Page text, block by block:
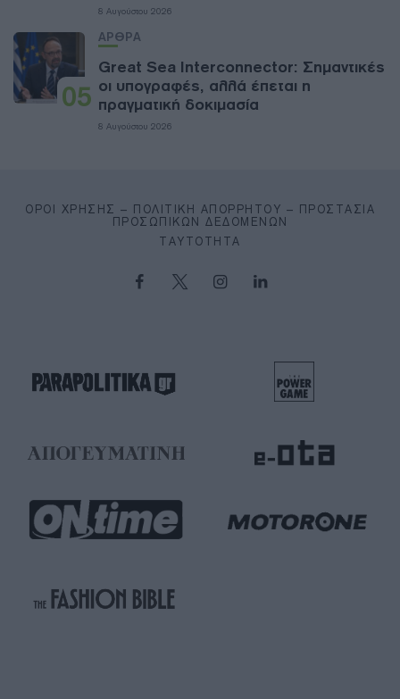
8 Αυγούστου 2026
05
ΑΡΘΡΑ
Great Sea Interconnector: Σημαντικές
οι υπογραφές, αλλά έπεται η
πραγματική δοκιμασία
8 Αυγούστου 2026
ΌΡΟΙ ΧΡΉΣΗΣ – ΠΟΛΙΤΙΚΉ ΑΠΟΡΡΉΤΟΥ – ΠΡΟΣΤΑΣΊΑ
ΠΡΟΣΩΠΙΚΏΝ ΔΕΔΟΜΈΝΩΝ
ΤΑΥΤΌΤΗΤΑ